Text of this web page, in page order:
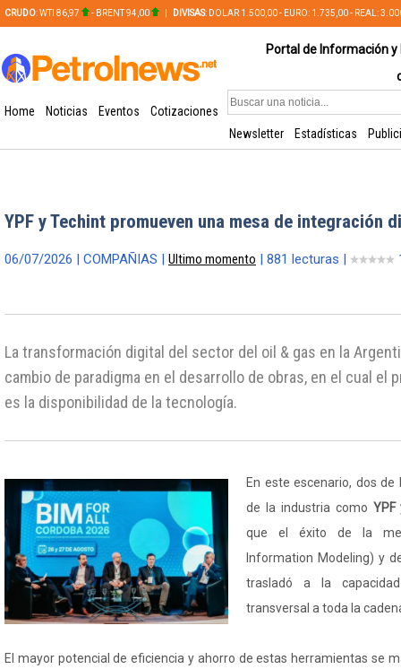
CRUDO: WTI 86,97 - BRENT 94,00 DIVISAS: DOLAR 1.500,00 - EURO: 1.735,00 - REAL:
Portal de Información
Home Noticias Eventos
Cotizaciones
Newsletter
Estadísticas
YPF y Techint promueven una mesa de integración
06/07/2026 | COMPAÑIAS | Ultimo momento | 881 lecturas |
La transformación digital del sector del oil & gas en la
cambio de paradigma en el desarrollo de obras, en el cual el
es la disponibilidad de la tecnología.
En este escenario, dos
de la industria como YPF
que el éxito de la
Information Modeling) y
trasladó a la
transversal a toda la
El mayor potencial de eficiencia y ahorro de estas herramientas se